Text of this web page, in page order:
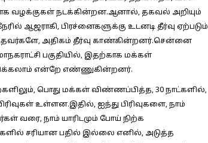
வழக்குகள் நடக்கின்றன.ஆனால், தகவல் அறியும்
ஆஜராகி, பிரச்னைகளுக்கு உடனடி தீர்வு ஏற்படும்
அதிகம் தீர்வு காண்கின்றனர்.சென்னை
பகுதியில், இதற்காக மக்கள்
என்றே எண்ணுகின்றனர்.
பொது மக்கள் விண்ணப்பித்த, 30 நாட்களில்,
உள்ளன.இதில், ஐந்து பிரிவுகளை, நாம்
வரை, நாம் யாரிடமும் போய் நிற்க
சரியான பதில் இல்லை எனில், அடுத்த